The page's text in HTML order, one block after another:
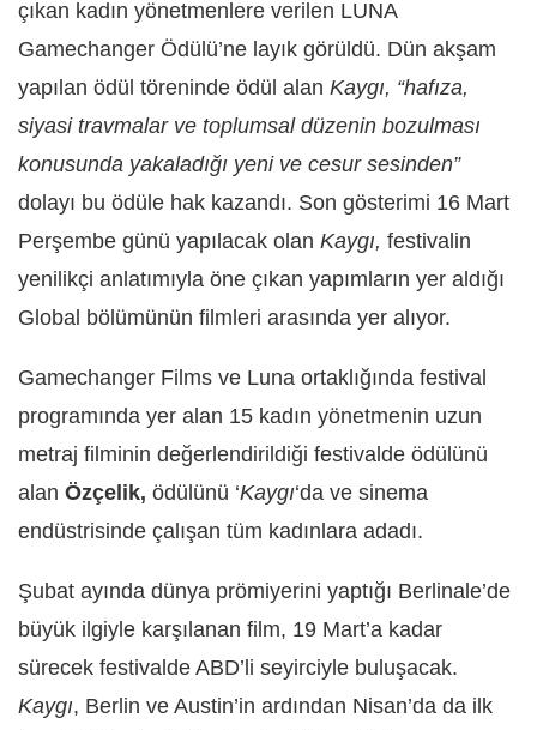
çıkan kadın yönetmenlere verilen LUNA
Gamechanger Ödülü’ne layık görüldü. Dün akşam
yapılan ödül töreninde ödül alan Kaygı, “hafıza,
siyasi travmalar ve toplumsal düzenin bozulması
konusunda yakaladığı yeni ve cesur sesinden”
dolayı bu ödüle hak kazandı. Son gösterimi 16 Mart
Perşembe günü yapılacak olan Kaygı, festivalin
yenilikçi anlatımıyla öne çıkan yapımların yer aldığı
Global bölümünün filmleri arasında yer alıyor.
Gamechanger Films ve Luna ortaklığında festival
programında yer alan 15 kadın yönetmenin uzun
metraj filminin değerlendirildiği festivalde ödülünü
alan Özçelik, ödülünü ‘Kaygı‘da ve sinema
endüstrisinde çalışan tüm kadınlara adadı.
Şubat ayında dünya prömiyerini yaptığı Berlinale’de
büyük ilgiyle karşılanan film, 19 Mart’a kadar
sürecek festivalde ABD’li seyirciyle buluşacak.
Kaygı, Berlin ve Austin’in ardından Nisan’da da ilk